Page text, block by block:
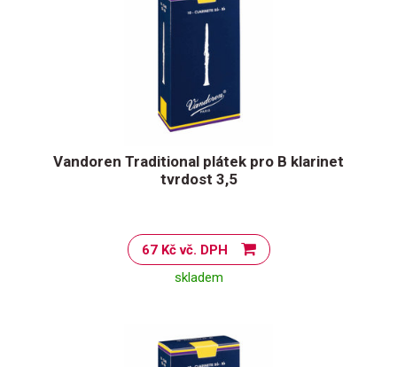
Vandoren Traditional plátek pro B klarinet
tvrdost 3,5
67 Kč vč. DPH
skladem